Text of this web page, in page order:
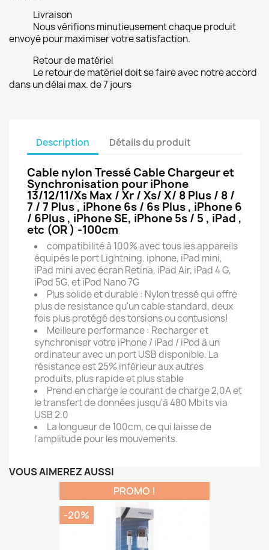
Livraison
Nous vérifions minutieusement chaque produit
envoyé pour maximiser votre satisfaction.
Retour de matériel
Le retour de matériel doit se faire avec notre accord
dans un délai max. de 7 jours
Description Détails du produit
Cable nylon Tressé Cable Chargeur et
Synchronisation pour iPhone
13/12/11/Xs Max / Xr / Xs/ X/ 8 Plus / 8 /
7 / 7 Plus , iPhone 6s / 6s Plus , iPhone 6
/ 6Plus , iPhone SE, iPhone 5s / 5 , iPad ,
etc (OR ) -100cm
compatibilité à 100% avec tous les appareils
équipés le port Lightning. iphone, iPad mini,
iPad mini avec écran Retina, iPad Air, iPad 4 G,
iPod 5G, et iPod Nano 7G
Plus solide et durable : Nylon tressé qui offre
plus de resistance qu'un cable standard, deux
fois plus protégé des torsions ou contusions!
Meilleure performance : Recharger et
synchroniser votre iPhone / iPad / iPod à un
ordinateur avec un port USB disponible. La
résistance est 25% inférieur aux autres
produits, plus rapide et plus stable
Prend en charge le courant de charge 2,0A et
le transfert de données jusqu'à 480 Mbits via
USB 2.0
La longueur de 100cm, ce qui laisse de
l'amplitude pour les mouvements.
VOUS AIMEREZ AUSSI
PROMO !
-20%